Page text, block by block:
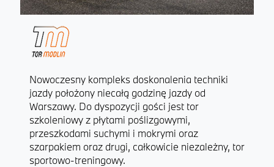
Nowoczesny kompleks doskonalenia techniki
jazdy położony niecałą godzinę jazdy od
Warszawy. Do dyspozycji gości jest tor
szkoleniowy z płytami poślizgowymi,
przeszkodami suchymi i mokrymi oraz
szarpakiem oraz drugi, całkowicie niezależny, tor
sportowo-treningowy.